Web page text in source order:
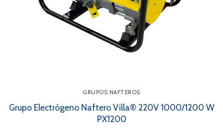
GRUPOS NAFTEROS
Grupo Electrógeno Naftero Villa® 220V 1000/1200 W
PX1200